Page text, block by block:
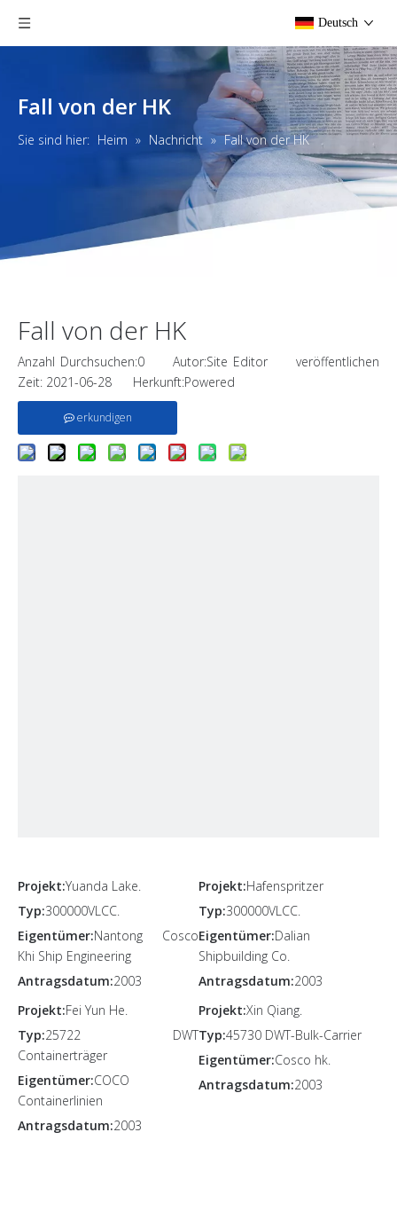
Deutsch
Fall von der HK
Sie sind hier: Heim » Nachricht » Fall von der HK
Fall von der HK
Anzahl Durchsuchen:0 Autor:Site Editor veröffentlichen
Zeit: 2021-06-28 Herkunft:Powered
erkundigen
Projekt:Yuanda Lake.
Typ:300000VLCC.
Eigentümer:Nantong Cosco
Khi Ship Engineering
Antragsdatum:2003
Projekt:Hafenspritzer
Typ:300000VLCC.
Eigentümer:Dalian
Shipbuilding Co.
Antragsdatum:2003
Projekt:Fei Yun He.
Typ:25722 DWT
Containerträger
Eigentümer:COCO
Containerlinien
Antragsdatum:2003
Projekt:Xin Qiang.
Typ:45730 DWT-Bulk-Carrier
Eigentümer:Cosco hk.
Antragsdatum:2003